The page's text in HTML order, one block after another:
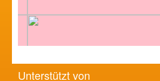
Unterstützt von